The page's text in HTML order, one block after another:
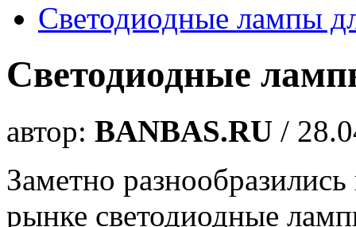
Светодиодные лампы
Светодиодные
автор: BANBAS.RU /
Заметно
рынке светодиодные